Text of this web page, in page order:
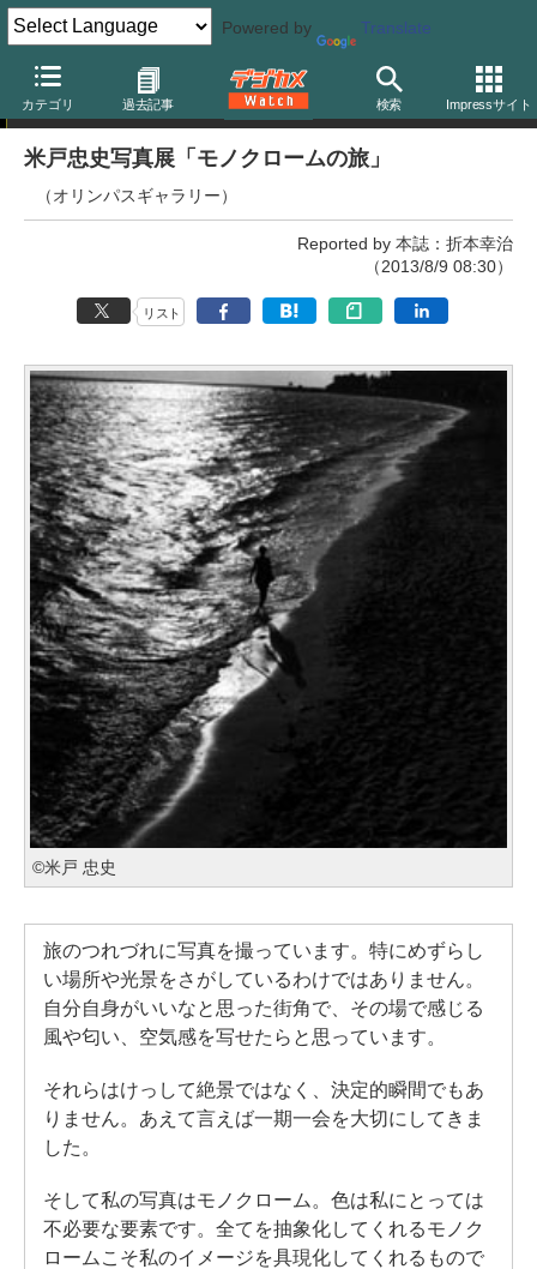
Powered by Translate
カテゴリ 過去記事 検索 Impressサイト
写真展
米戸忠史写真展「モノクロームの旅」
（オリンパスギャラリー）
Reported by 本誌：折本幸治
（2013/8/9 08:30）
リスト
©米戸 忠史
旅のつれづれに写真を撮っています。特にめずらし
い場所や光景をさがしているわけではありません。
自分自身がいいなと思った街角で、その場で感じる
風や匂い、空気感を写せたらと思っています。
それらはけっして絶景ではなく、決定的瞬間でもあ
りません。あえて言えば一期一会を大切にしてきま
した。
そして私の写真はモノクローム。色は私にとっては
不必要な要素です。全てを抽象化してくれるモノク
ロームこそ私のイメージを具現化してくれるもので